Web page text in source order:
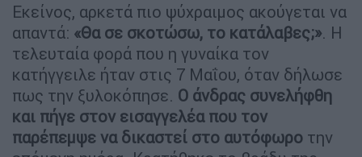
Εκείνος, αρκετά πιο ψύχραιμος ακούγεται να
απαντά: «Θα σε σκοτώσω, το κατάλαβες;». Η
τελευταία φορά που η γυναίκα τον
κατήγγειλε ήταν στις 7 Μαΐου, όταν δήλωσε
πως την ξυλοκόπησε. Ο άνδρας συνελήφθη
και πήγε στον εισαγγελέα που τον
παρέπεμψε να δικαστεί στο αυτόφωρο την